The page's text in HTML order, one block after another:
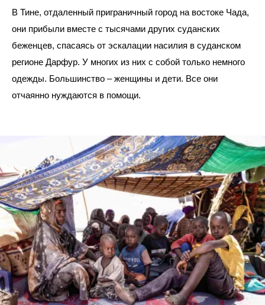
В Тине, отдаленный приграничный город на востоке Чада,
они прибыли вместе с тысячами других суданских
беженцев, спасаясь от эскалации насилия в суданском
регионе Дарфур. У многих из них с собой только немного
одежды. Большинство – женщины и дети. Все они
отчаянно нуждаются в помощи.